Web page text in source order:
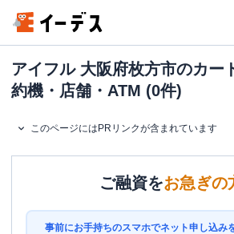
アイフル 大阪府枚方市のカー
約機・店舗・ATM (0件)
このページにはPRリンクが含まれています
ご融資をお急ぎの
事前にお手持ちのスマホでネット申し込み